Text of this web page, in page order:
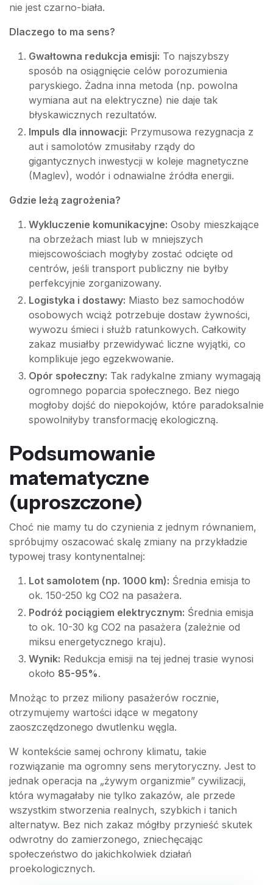
nie jest czarno-biała.
Dlaczego to ma sens?
Gwałtowna redukcja emisji: To najszybszy
sposób na osiągnięcie celów porozumienia
paryskiego. Żadna inna metoda (np. powolna
wymiana aut na elektryczne) nie daje tak
błyskawicznych rezultatów.
Impuls dla innowacji: Przymusowa rezygnacja z
aut i samolotów zmusiłaby rządy do
gigantycznych inwestycji w koleje magnetyczne
(Maglev), wodór i odnawialne źródła energii.
Gdzie leżą zagrożenia?
Wykluczenie komunikacyjne: Osoby mieszkające
na obrzeżach miast lub w mniejszych
miejscowościach mogłyby zostać odcięte od
centrów, jeśli transport publiczny nie byłby
perfekcyjnie zorganizowany.
Logistyka i dostawy: Miasto bez samochodów
osobowych wciąż potrzebuje dostaw żywności,
wywozu śmieci i służb ratunkowych. Całkowity
zakaz musiałby przewidywać liczne wyjątki, co
komplikuje jego egzekwowanie.
Opór społeczny: Tak radykalne zmiany wymagają
ogromnego poparcia społecznego. Bez niego
mogłoby dojść do niepokojów, które paradoksalnie
spowolniłyby transformację ekologiczną.
Podsumowanie
matematyczne
(uproszczone)
Choć nie mamy tu do czynienia z jednym równaniem,
spróbujmy oszacować skalę zmiany na przykładzie
typowej trasy kontynentalnej:
Lot samolotem (np. 1000 km): Średnia emisja to
ok. 150-250 kg CO2 na pasażera.
Podróż pociągiem elektrycznym: Średnia emisja
to ok. 10-30 kg CO2 na pasażera (zależnie od
miksu energetycznego kraju).
Wynik: Redukcja emisji na tej jednej trasie wynosi
około 85-95%.
Mnożąc to przez miliony pasażerów rocznie,
otrzymujemy wartości idące w megatony
zaoszczędzonego dwutlenku węgla.
W kontekście samej ochrony klimatu, takie
rozwiązanie ma ogromny sens merytoryczny. Jest to
jednak operacja na „żywym organizmie” cywilizacji,
która wymagałaby nie tylko zakazów, ale przede
wszystkim stworzenia realnych, szybkich i tanich
alternatyw. Bez nich zakaz mógłby przynieść skutek
odwrotny do zamierzonego, zniechęcając
społeczeństwo do jakichkolwiek działań
proekologicznych.